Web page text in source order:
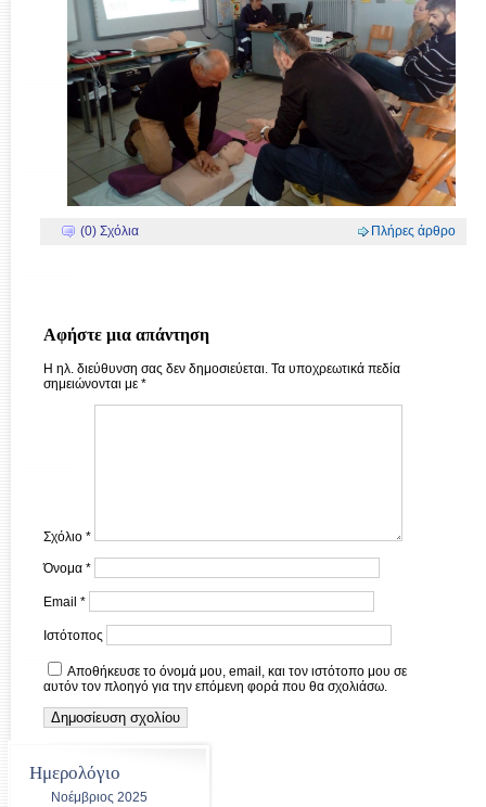
(0) Σχόλια Πλήρες άρθρο
Αφήστε μια απάντηση
Η ηλ. διεύθυνση σας δεν δημοσιεύεται. Τα υποχρεωτικά πεδία
σημειώνονται με *
Σχόλιο *
Όνομα *
Email *
Ιστότοπος
Αποθήκευσε το όνομά μου, email, και τον ιστότοπο μου σε
αυτόν τον πλοηγό για την επόμενη φορά που θα σχολιάσω.
Ημερολόγιο
Νοέμβριος 2025